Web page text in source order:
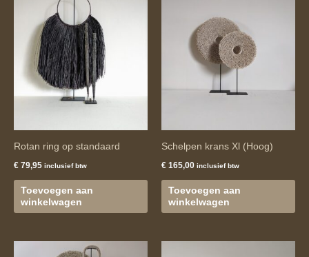
Rotan ring op standaard
€ 79,95 inclusief btw
Toevoegen aan
winkelwagen
Schelpen krans Xl (Hoog)
€ 165,00 inclusief btw
Toevoegen aan
winkelwagen